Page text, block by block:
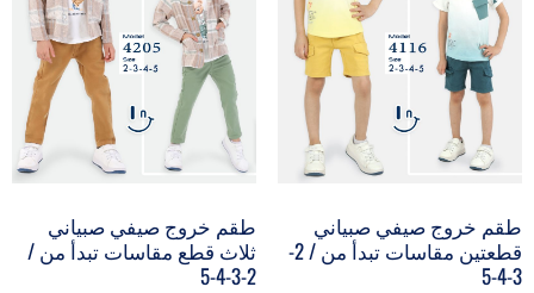
طقم خروج صيفي صبياني
قطعتين مقاسات تبدأ من / 2-
3-4-5
طقم خروج صيفي صبياني
ثلاث قطع مقاسات تبدأ من /
2-3-4-5